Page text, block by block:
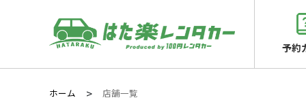
予約
ホーム 店舗一覧